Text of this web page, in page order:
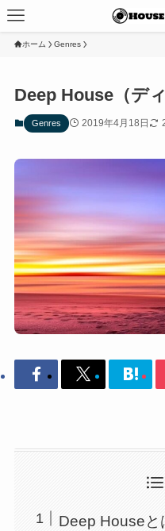
ホーム Genres
Deep House（デ
Genres 2019年4月18日
Deep Houseと